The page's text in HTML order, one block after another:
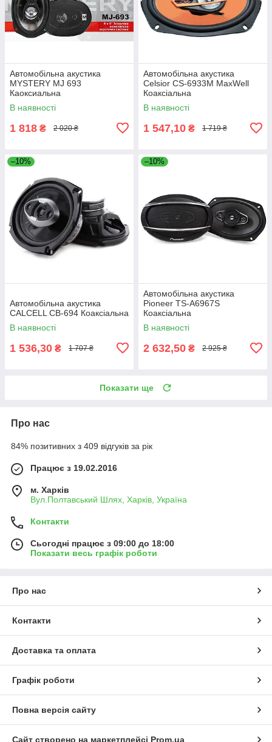
Автомобільна акустика
MYSTERY MJ 693
Каоксиальна
В наявності
1 818 ₴ 2 020 ₴
Автомобільна акустика
Celsior CS-6933M MaxWell
Коаксіальна
В наявності
1 547,10 ₴ 1 719 ₴
–10%
Автомобільна акустика
CALCELL CB-694 Коаксіальна
В наявності
1 536,30 ₴ 1 707 ₴
–10%
Автомобільна акустика
Pioneer TS-A6967S
Коаксіальна
В наявності
2 632,50 ₴ 2 925 ₴
Показати ще
Про нас
84% позитивних з 409 відгуків за рік
Працює з 19.02.2016
м. Харків
Вул.Полтавський Шлях, Харків, Україна
Контакти
Сьогодні працює з 09:00 до 18:00
Показати весь графік роботи
Про нас
Контакти
Доставка та оплата
Графік роботи
Повна версія сайту
Сайт створено на маркетплейсі Prom.ua